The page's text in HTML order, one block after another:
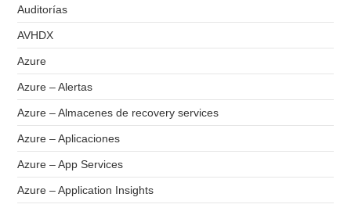
Auditorías
AVHDX
Azure
Azure – Alertas
Azure – Almacenes de recovery services
Azure – Aplicaciones
Azure – App Services
Azure – Application Insights